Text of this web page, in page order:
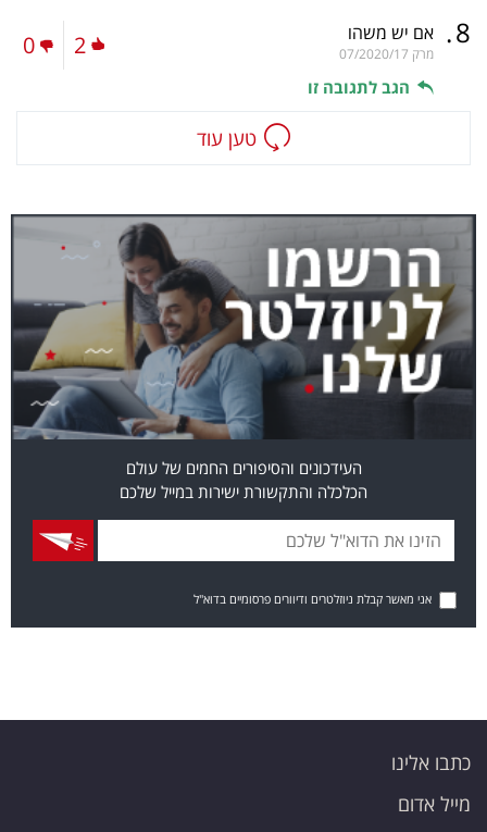
8
. אם יש משהו
מרק 07/2020/17
הגב לתגובה זו
2
0
טען עוד
העידכונים והסיפורים החמים של עולם
הכלכלה והתקשורת ישירות במייל שלכם
אני מאשר קבלת ניוזלטרים ודיוורים פרסומיים בדוא"ל
כתבו אלינו
מייל אדום